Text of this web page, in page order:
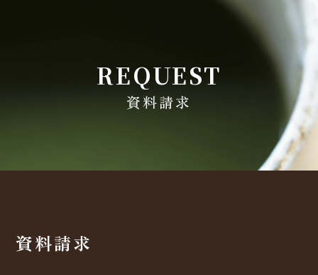
REQUEST
資料請求
資料請求